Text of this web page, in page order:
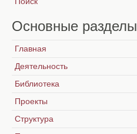
Основные разделы
Главная
Деятельность
Библиотека
Проекты
Структура